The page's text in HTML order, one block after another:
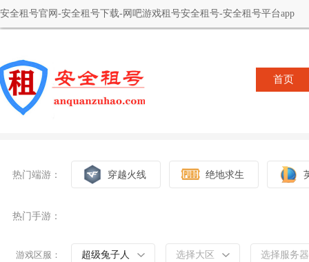
安全租号官网-安全租号下载-网吧游戏租号安全租号-安全租号平台app
首页
热门端游： 穿越火线 绝地求生
热门手游：
游戏区服： 超级兔子人 选择大区 选择服务器